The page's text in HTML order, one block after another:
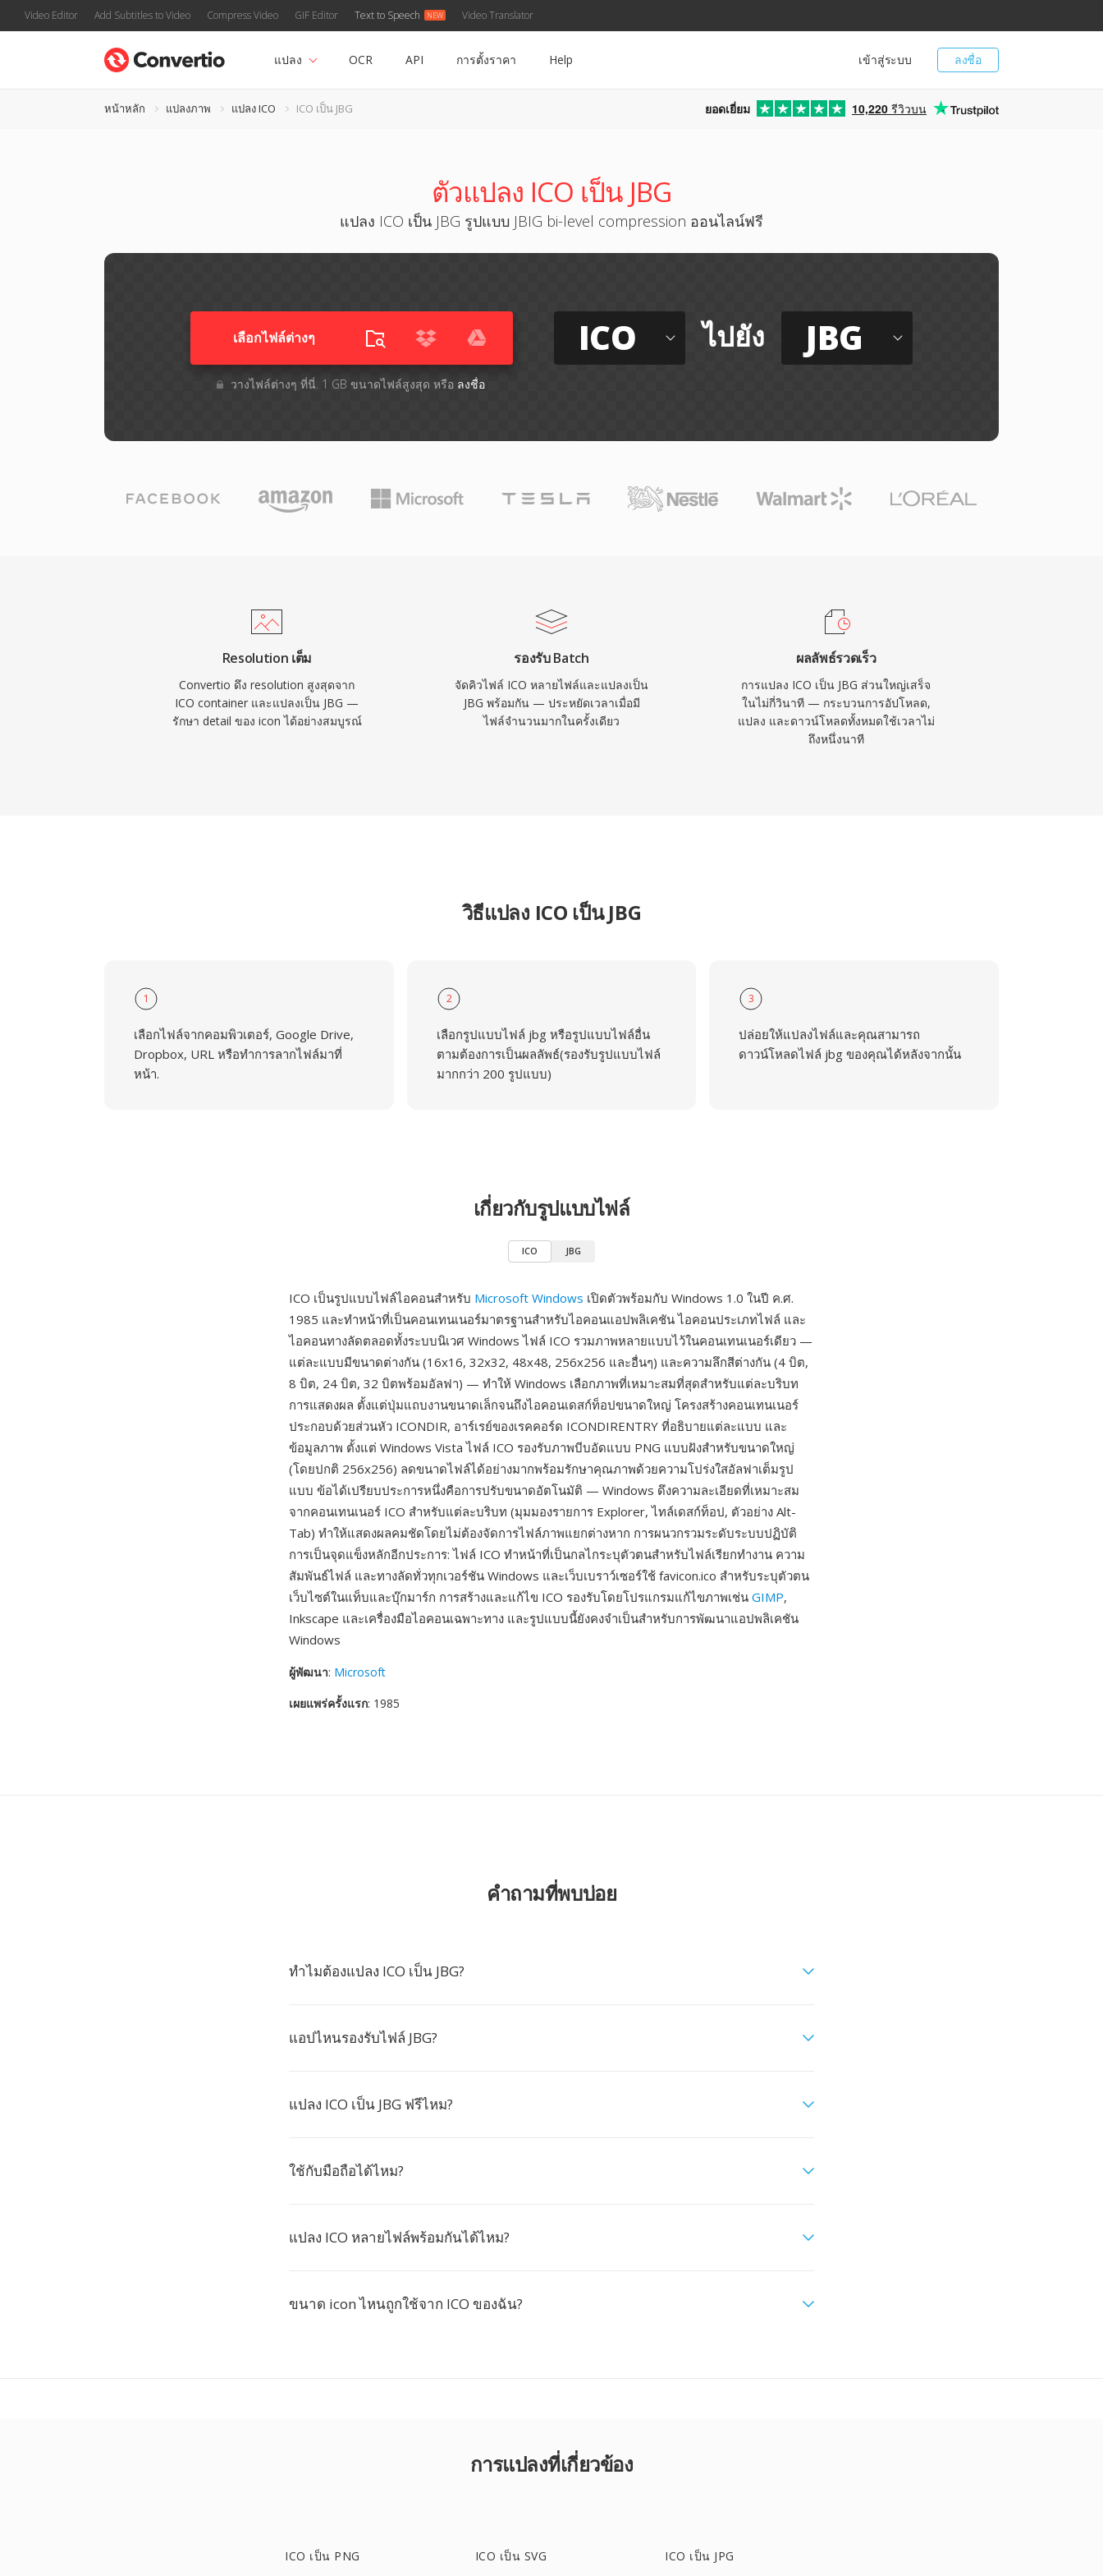
Video Editor Add Subtitles to Video Compress Video GIF Editor Text to Speech Video Translator
ลงชื่อ
เข้าสู่ระบบ
แปลง OCR API การตั้งราคา Help
หน้าหลัก แปลงภาพ แปลง ICO ICO เป็น JBG ยอดเยี่ยม 10,220 รีวิวบน
ตัวแปลง ICO เป็น JBG
แปลง ICO เป็น JBG รูปแบบ JBIG bi-level compression ออนไลน์ฟรี
เลือกไฟล์ต่างๆ​
วางไฟล์ต่างๆ​ ที่นี่. 1 GB ขนาดไฟล์สูงสุด หรือ ลงชื่อ
ICO ไปยัง JBG
Resolution เต็ม
Convertio ดึง resolution สูงสุดจาก
ICO container และแปลงเป็น JBG —
รักษา detail ของ icon ได้อย่างสมบูรณ์
รองรับ Batch
จัดคิวไฟล์ ICO หลายไฟล์และแปลงเป็น
JBG พร้อมกัน — ประหยัดเวลาเมื่อมี
ไฟล์จำนวนมากในครั้งเดียว
ผลลัพธ์รวดเร็ว
การแปลง ICO เป็น JBG ส่วนใหญ่เสร็จ
ในไม่กี่วินาที — กระบวนการอัปโหลด,
แปลง และดาวน์โหลดทั้งหมดใช้เวลาไม่
ถึงหนึ่งนาที
วิธีแปลง ICO เป็น JBG
1
เลือกไฟล์จากคอมพิวเตอร์, Google Drive,
Dropbox, URL หรือทำการลากไฟล์มาที่
หน้า.
2
เลือกรูปแบบไฟล์ jbg หรือรูปแบบไฟล์อื่น
ตามต้องการเป็นผลลัพธ์(รองรับรูปแบบไฟล์
มากกว่า 200 รูปแบบ)
3
ปล่อยให้แปลงไฟล์และคุณสามารถ
ดาวน์โหลดไฟล์ jbg ของคุณได้หลังจากนั้น
เกี่ยวกับรูปแบบไฟล์
ICO JBG
ICO เป็นรูปแบบไฟล์ไอคอนสำหรับ Microsoft Windows เปิดตัวพร้อมกับ Windows 1.0 ในปี ค.ศ.
1985 และทำหน้าที่เป็นคอนเทนเนอร์มาตรฐานสำหรับไอคอนแอปพลิเคชัน ไอคอนประเภทไฟล์ และ
ไอคอนทางลัดตลอดทั้งระบบนิเวศ Windows ไฟล์ ICO รวมภาพหลายแบบไว้ในคอนเทนเนอร์เดียว —
แต่ละแบบมีขนาดต่างกัน (16x16, 32x32, 48x48, 256x256 และอื่นๆ) และความลึกสีต่างกัน (4 บิต,
8 บิต, 24 บิต, 32 บิตพร้อมอัลฟา) — ทำให้ Windows เลือกภาพที่เหมาะสมที่สุดสำหรับแต่ละบริบท
การแสดงผล ตั้งแต่ปุ่มแถบงานขนาดเล็กจนถึงไอคอนเดสก์ท็อปขนาดใหญ่ โครงสร้างคอนเทนเนอร์
ประกอบด้วยส่วนหัว ICONDIR, อาร์เรย์ของเรคคอร์ด ICONDIRENTRY ที่อธิบายแต่ละแบบ และ
ข้อมูลภาพ ตั้งแต่ Windows Vista ไฟล์ ICO รองรับภาพบีบอัดแบบ PNG แบบฝังสำหรับขนาดใหญ่
(โดยปกติ 256x256) ลดขนาดไฟล์ได้อย่างมากพร้อมรักษาคุณภาพด้วยความโปร่งใสอัลฟาเต็มรูป
แบบ ข้อได้เปรียบประการหนึ่งคือการปรับขนาดอัตโนมัติ — Windows ดึงความละเอียดที่เหมาะสม
จากคอนเทนเนอร์ ICO สำหรับแต่ละบริบท (มุมมองรายการ Explorer, ไทล์เดสก์ท็อป, ตัวอย่าง Alt-
Tab) ทำให้แสดงผลคมชัดโดยไม่ต้องจัดการไฟล์ภาพแยกต่างหาก การผนวกรวมระดับระบบปฏิบัติ
การเป็นจุดแข็งหลักอีกประการ: ไฟล์ ICO ทำหน้าที่เป็นกลไกระบุตัวตนสำหรับไฟล์เรียกทำงาน ความ
สัมพันธ์ไฟล์ และทางลัดทั่วทุกเวอร์ชัน Windows และเว็บเบราว์เซอร์ใช้ favicon.ico สำหรับระบุตัวตน
เว็บไซต์ในแท็บและบุ๊กมาร์ก การสร้างและแก้ไข ICO รองรับโดยโปรแกรมแก้ไขภาพเช่น GIMP,
Inkscape และเครื่องมือไอคอนเฉพาะทาง และรูปแบบนี้ยังคงจำเป็นสำหรับการพัฒนาแอปพลิเคชัน
Windows
ผู้พัฒนา: Microsoft
เผยแพร่ครั้งแรก: 1985
คำถามที่พบบ่อย
ทำไมต้องแปลง ICO เป็น JBG?
แอปไหนรองรับไฟล์ JBG?
แปลง ICO เป็น JBG ฟรีไหม?
ใช้กับมือถือได้ไหม?
แปลง ICO หลายไฟล์พร้อมกันได้ไหม?
ขนาด icon ไหนถูกใช้จาก ICO ของฉัน?
การแปลงที่เกี่ยวข้อง
ICO เป็น PNG ICO เป็น SVG ICO เป็น JPG